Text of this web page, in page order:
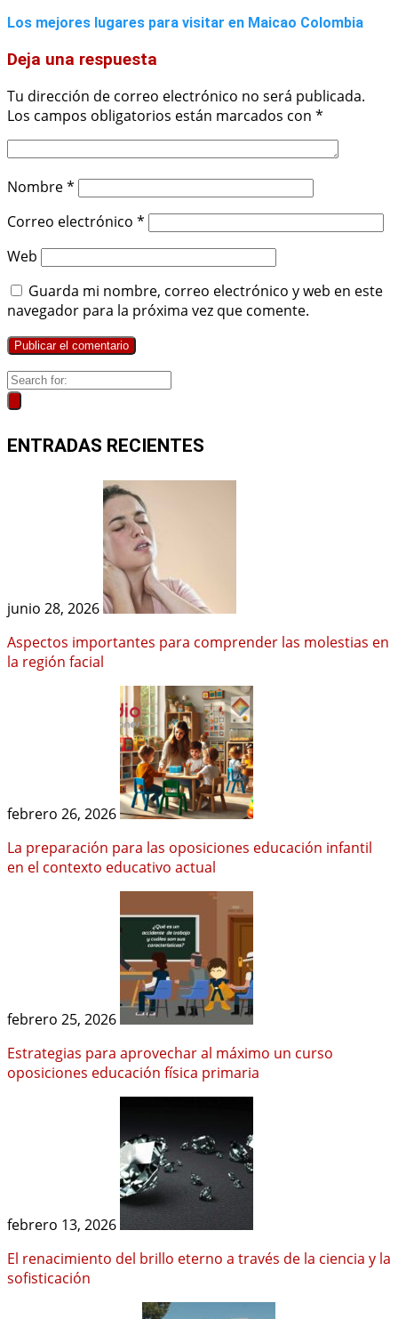
Los mejores lugares para visitar en Maicao Colombia
Deja una respuesta
Tu dirección de correo electrónico no será publicada.
Los campos obligatorios están marcados con *
Nombre*
Correo electrónico *
Web
Guarda mi nombre, correo electrónico y web en este
navegador para la próxima vez que comente.
ENTRADAS RECIENTES
junio 28, 2026
Aspectos importantes para comprender las molestias en
la región facial
febrero 26, 2026
La preparación para las oposiciones educación infantil
en el contexto educativo actual
febrero 25, 2026
Estrategias para aprovechar al máximo un curso
oposiciones educación física primaria
febrero 13, 2026
El renacimiento del brillo eterno a través de la ciencia y la
sofisticación